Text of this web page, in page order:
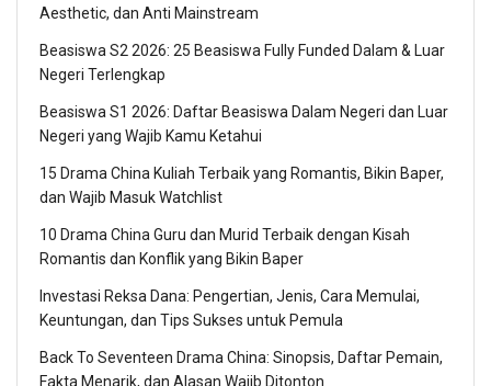
Aesthetic, dan Anti Mainstream
Beasiswa S2 2026: 25 Beasiswa Fully Funded Dalam & Luar
Negeri Terlengkap
Beasiswa S1 2026: Daftar Beasiswa Dalam Negeri dan Luar
Negeri yang Wajib Kamu Ketahui
15 Drama China Kuliah Terbaik yang Romantis, Bikin Baper,
dan Wajib Masuk Watchlist
10 Drama China Guru dan Murid Terbaik dengan Kisah
Romantis dan Konflik yang Bikin Baper
Investasi Reksa Dana: Pengertian, Jenis, Cara Memulai,
Keuntungan, dan Tips Sukses untuk Pemula
Back To Seventeen Drama China: Sinopsis, Daftar Pemain,
Fakta Menarik, dan Alasan Wajib Ditonton